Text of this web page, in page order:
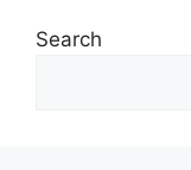
Search